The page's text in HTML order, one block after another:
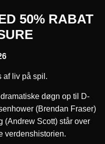
50% RABAT
af liv på spil.
døgn op til D-
(Brendan Fraser)
(Andrew Scott) står over
verdenshistorien.